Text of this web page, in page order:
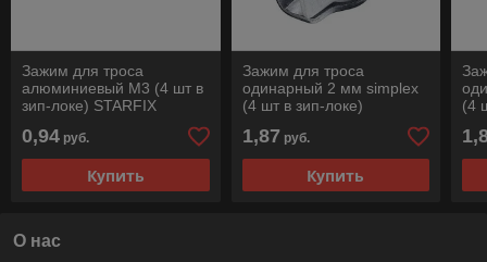
Зажим для троса
алюминиевый М3 (4 шт в
зип-локе) STARFIX
0,94 руб.
Купить
Зажим для троса
одинарный 2 мм simplex
(4 шт в зип-локе)
1,87 руб.
Купить
(4
О нас